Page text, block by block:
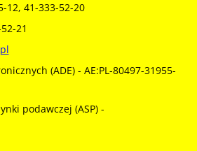
12, 41-333-52-20
21
(ADE) - AE:PL-80497-31955-
podawczej (ASP) -